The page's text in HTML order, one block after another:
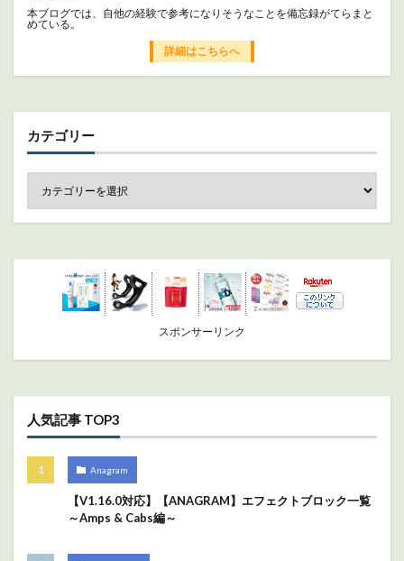
本ブログでは、自他の経験で参考になりそうなことを備忘録がてらまと
めている。
詳細はこちらへ
カテゴリー
スポンサーリンク
人気記事 TOP3
Anagram
【V1.16.0対応】【ANAGRAM】エフェクトブロック一覧
～Amps & Cabs編～